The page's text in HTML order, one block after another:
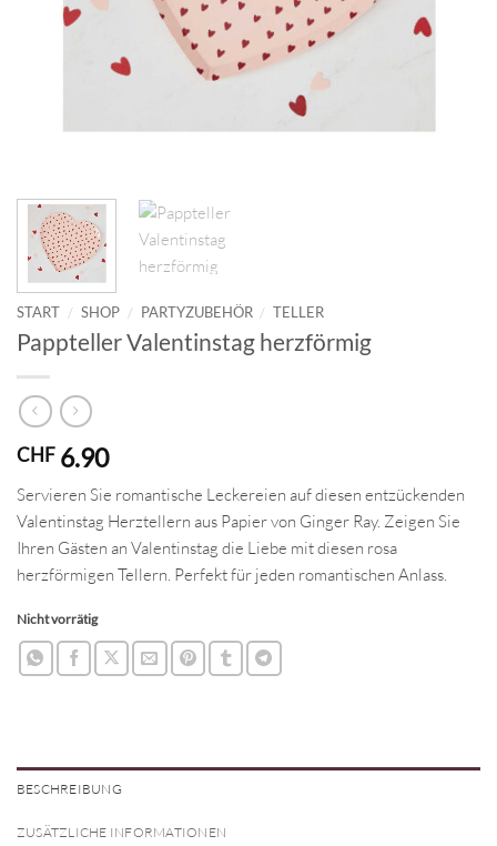
START / SHOP / PARTYZUBEHÖR / TELLER
Pappteller Valentinstag herzförmig
CHF 6.90
Servieren Sie romantische Leckereien auf diesen entzückenden
Valentinstag Herztellern aus Papier von Ginger Ray. Zeigen Sie
Ihren Gästen an Valentinstag die Liebe mit diesen rosa
herzförmigen Tellern. Perfekt für jeden romantischen Anlass.
Nicht vorrätig
BESCHREIBUNG
ZUSÄTZLICHE INFORMATIONEN